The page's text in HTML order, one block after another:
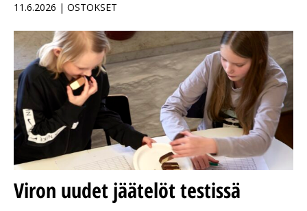
11.6.2026 | OSTOKSET
Viron uudet jäätelöt testissä